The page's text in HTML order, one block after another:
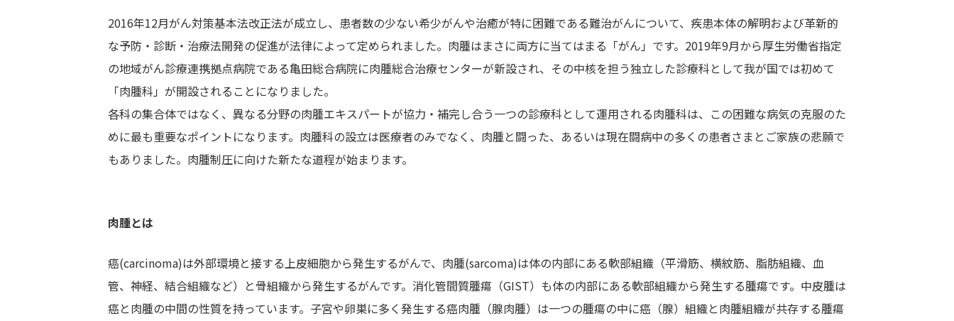
2016年12月がん対策基本法改正法が成立し、患者数の少ない希少がんや治癒が特に困難である難治がんについて、疾患本体の解明および革新的
な予防・診断・治療法開発の促進が法律によって定められました。肉腫はまさに両方に当てはまる「がん」です。2019年9月から厚生労働省指定
の地域がん診療連携拠点病院である亀田総合病院に肉腫総合治療センターが新設され、その中核を担う独立した診療科として我が国では初めて
「肉腫科」が開設されることになりました。
各科の集合体ではなく、異なる分野の肉腫エキスパートが協力・補完し合う一つの診療科として運用される肉腫科は、この困難な病気の克服のた
めに最も重要なポイントになります。肉腫科の設立は医療者のみでなく、肉腫と闘った、あるいは現在闘病中の多くの患者さまとご家族の悲願で
もありました。肉腫制圧に向けた新たな道程が始まります。
肉腫とは
癌(carcinoma)は外部環境と接する上皮細胞から発生するがんで、肉腫(sarcoma)は体の内部にある軟部組織（平滑筋、横紋筋、脂肪組織、血
管、神経、結合組織など）と骨組織から発生するがんです。消化管間質腫瘍（GIST）も体の内部にある軟部組織から発生する腫瘍です。中皮腫は
癌と肉腫の中間の性質を持っています。子宮や卵巣に多く発生する癌肉腫（腺肉腫）は一つの腫瘍の中に癌（腺）組織と肉腫組織が共存する腫瘍